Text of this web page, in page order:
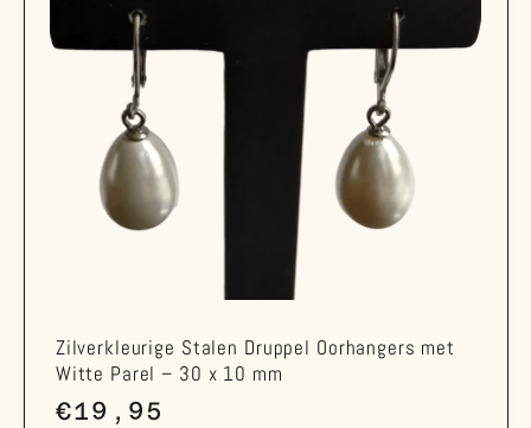
Zilverkleurige Stalen Druppel Oorhangers met
Witte Parel – 30 x 10 mm
Normale
€19,95